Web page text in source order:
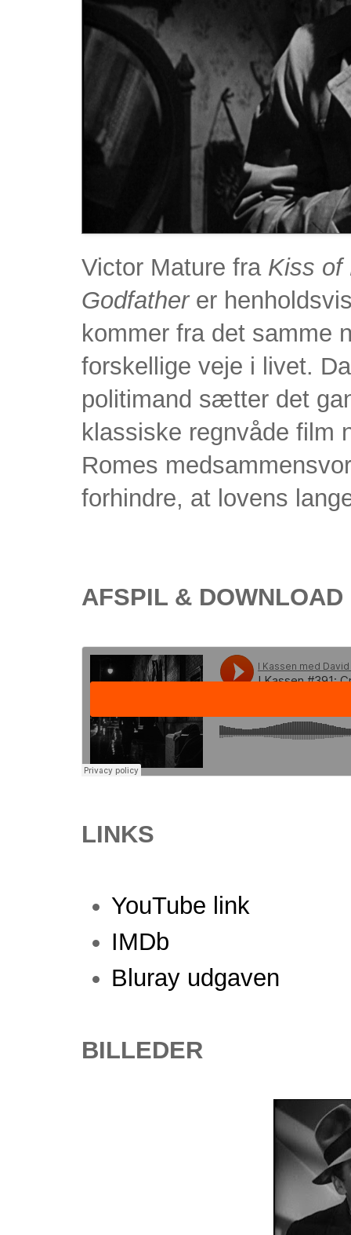
Victor Mature fra Kiss of
Godfather er
kommer fra det samme
forskellige veje i livet.
politimand sætter det
klassiske regnvåde film
Romes
forhindre, at lovens
AFSPIL & DOWNLOAD
LINKS
YouTube link
IMDb
Bluray udgaven
BILLEDER